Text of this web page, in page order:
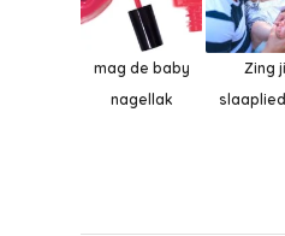
mag de baby
nagellak
Zing